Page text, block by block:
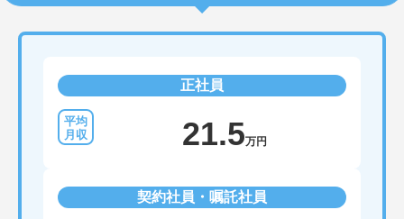
正社員
21.5万円
契約社員・嘱託社員